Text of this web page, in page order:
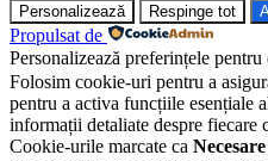
Personalizează Respinge tot
Propulsat de
Personalizează preferințele
Folosim cookie-uri pentru a
pentru a activa funcțiile esențiale
informații detaliate despre fiecare
Cookie-urile marcate ca Necesare